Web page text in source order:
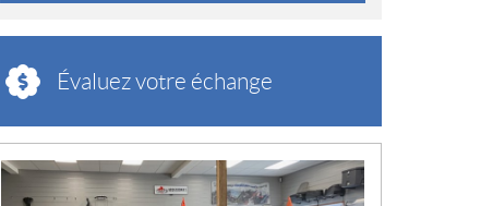
Évaluez votre échange
N